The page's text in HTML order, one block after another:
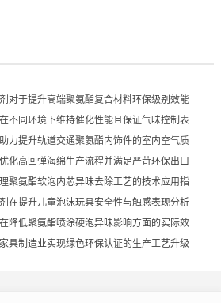
对于提升高端聚氨酯复合材料环保级别效能
不同环境下维持催化性能且保证气味控制表
力提升轨道交通聚氨酯内饰件的室内空气质
化高回弹海绵生产流程并满足严苛环保出口
聚氨酯软泡内芯异味去除工艺的技术应用指
在提升儿童泡沫玩具安全性与触感表现分析
降低聚氨酯喷涂硬泡异味影响方面的实际效
具制造业实现绿色环保认证的生产工艺升级